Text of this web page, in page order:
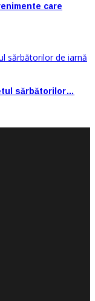
care
sărbătorilor…